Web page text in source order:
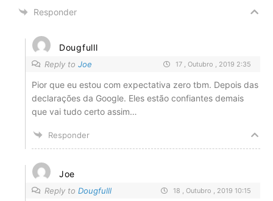
Responder
Dougfulll
Reply to Joe 17 , Outubro , 2019 2:35
Pior que eu estou com expectativa zero tbm. Depois das
declarações da Google. Eles estão confiantes demais
que vai tudo certo assim…
Responder
Joe
Reply to Dougfulll 18 , Outubro , 2019 10:15